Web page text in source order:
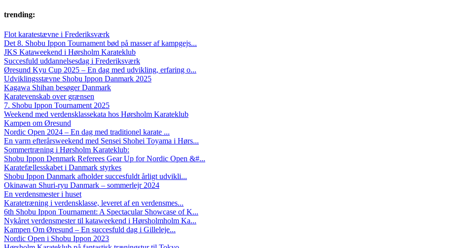
trending:
Flot karatestævne i Frederiksværk
Det 8. Shobu Ippon Tournament bød på masser af kampgejs...
JKS Kataweekend i Hørsholm Karateklub
Succesfuld uddannelsesdag i Frederiksværk
Øresund Kyu Cup 2025 – En dag med udvikling, erfaring o...
Udviklingsstævne Shobu Ippon Danmark 2025
Kagawa Shihan besøger Danmark
Karatevenskab over grænsen
7. Shobu Ippon Tournament 2025
Weekend med verdensklassekata hos Hørsholm Karateklub
Kampen om Øresund
Nordic Open 2024 – En dag med traditionel karate ...
En varm efterårsweekend med Sensei Shohei Toyama i Hørs...
Sommertræning i Hørsholm Karateklub:
Shobu Ippon Denmark Referees Gear Up for Nordic Open &#...
Karatefællesskabet i Danmark styrkes
Shobu Ippon Danmark afholder succesfuldt årligt udvikli...
Okinawan Shuri-ryu Danmark – sommerlejr 2024
En verdensmester i huset
Karatetræning i verdensklasse, leveret af en verdensmes...
6th Shobu Ippon Tournament: A Spectacular Showcase of K...
Nykåret verdensmester til kataweekend i Hørsholmholm Ka...
Kampen Om Øresund – En succesfuld dag i Gilleleje...
Nordic Open i Shobu Ippon 2023